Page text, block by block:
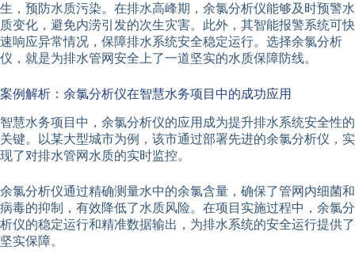
生，预防水质污染。在排水高峰期，余氯分析仪能够及时预警水
质变化，避免内涝引发的次生灾害。此外，其智能报警系统可快
速响应异常情况，保障排水系统安全稳定运行。选择余氯分析
仪，就是为排水管网安全上了一道坚实的水质保障防线。
案例解析：余氯分析仪在智慧水务项目中的成功应用
智慧水务项目中，余氯分析仪的应用成为提升排水系统安全性的
关键。以某大型城市为例，该市通过部署先进的余氯分析仪，实
现了对排水管网水质的实时监控。
余氯分析仪通过精确测量水中的余氯含量，确保了管网内细菌和
病毒的抑制，有效降低了水质风险。在项目实施过程中，余氯分
析仪的稳定运行和精准数据输出，为排水系统的安全运行提供了
坚实保障。